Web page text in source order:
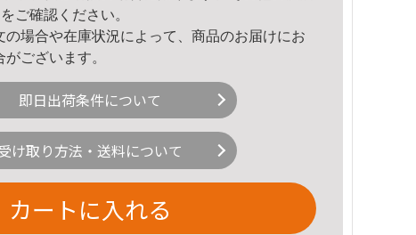
をご確認ください。
場合や在庫状況によって、商品のお届けにお
ございます。
即日出荷条件について
け取り方法・送料について
カートに入れる